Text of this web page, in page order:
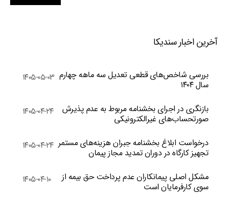
آخرین اخبار سندیکا
بررسی شاخص‌های قطعی تعدیل سه ماهه چهارم
سال ۱۴۰۴
۱۴۰۵-۰۵-۰۳
بازنگری در اجرای بخشنامه مربوط به عدم پذیرش
صورتحساب‌های غیرالکترونیکی
۱۴۰۵-۰۴-۲۴
درخواست ابلاغ بخشنامه جبران هزینه‌های مستمر
تجهیز کارگاه در دوران تمدید مجاز پیمان
۱۴۰۵-۰۴-۲۴
مشکل اصلی پیمانکاران عدم پرداخت حق بیمه از
سوی کارفرمایان است
۱۴۰۵-۰۴-۱۰